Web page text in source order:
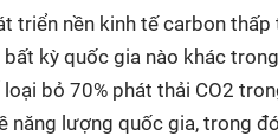
triển nền kinh tế carbon
bất kỳ quốc gia nào khác
loại bỏ 70% phát thải CO2
năng lượng quốc gia, trong